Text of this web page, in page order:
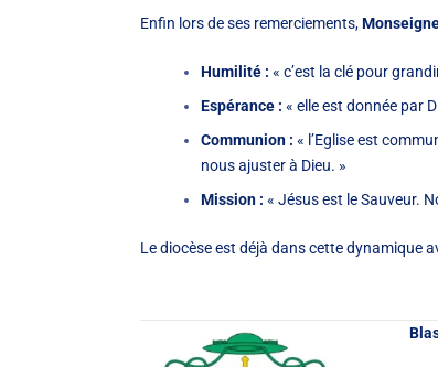
Enfin lors de ses remerciements,
Humilité : « c’est la clé pour
Espérance : « elle est donnée par
Communion : « l’Eglise est
nous ajuster à Dieu. »
Mission : « Jésus est le Sauveur.
Le diocèse est déjà dans cette dynamique